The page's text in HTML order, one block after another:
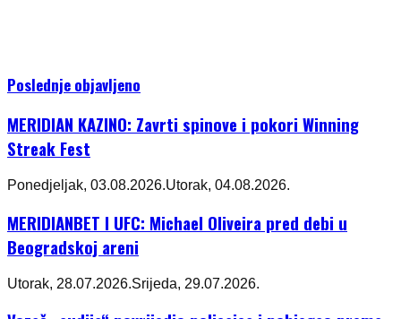
Poslednje objavljeno
MERIDIAN KAZINO: Zavrti spinove i pokori Winning
Streak Fest
Ponedjeljak, 03.08.2026.Utorak, 04.08.2026.
MERIDIANBET I UFC: Michael Oliveira pred debi u
Beogradskoj areni
Utorak, 28.07.2026.Srijeda, 29.07.2026.